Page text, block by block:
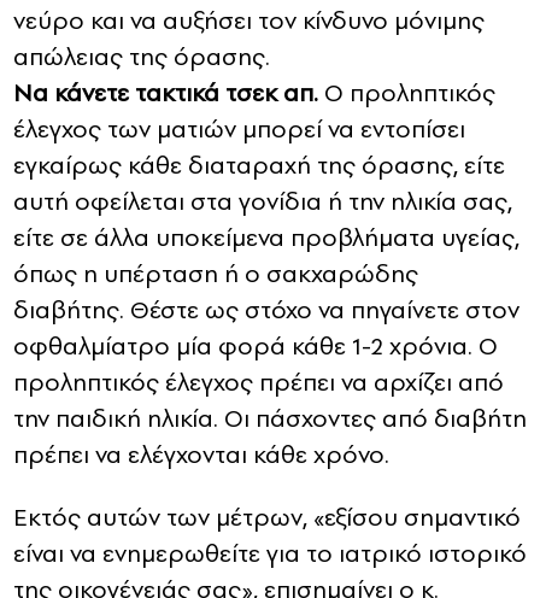
νεύρο και να αυξήσει τον κίνδυνο μόνιμης
απώλειας της όρασης.
Να κάνετε τακτικά τσεκ απ. Ο προληπτικός
έλεγχος των ματιών μπορεί να εντοπίσει
εγκαίρως κάθε διαταραχή της όρασης, είτε
αυτή οφείλεται στα γονίδια ή την ηλικία σας,
είτε σε άλλα υποκείμενα προβλήματα υγείας,
όπως η υπέρταση ή ο σακχαρώδης
διαβήτης. Θέστε ως στόχο να πηγαίνετε στον
οφθαλμίατρο μία φορά κάθε 1-2 χρόνια. Ο
προληπτικός έλεγχος πρέπει να αρχίζει από
την παιδική ηλικία. Οι πάσχοντες από διαβήτη
πρέπει να ελέγχονται κάθε χρόνο.
Εκτός αυτών των μέτρων, «εξίσου σημαντικό
είναι να ενημερωθείτε για το ιατρικό ιστορικό
της οικογένειάς σας», επισημαίνει ο κ.